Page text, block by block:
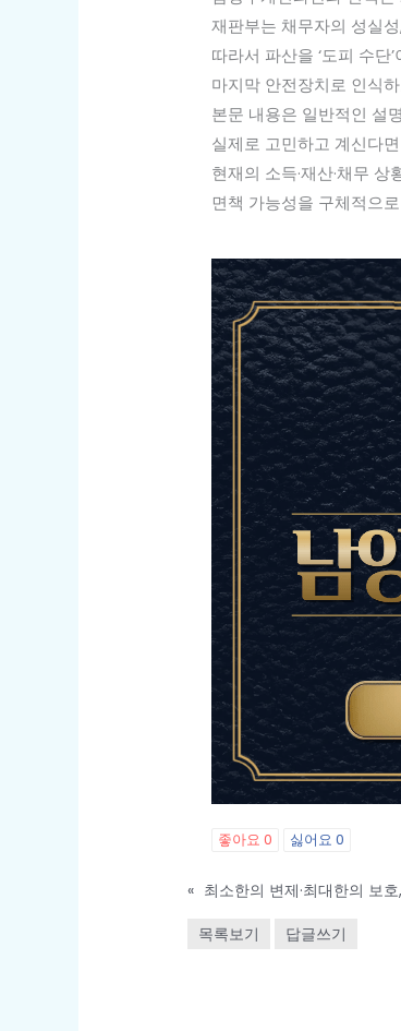
재판부는 채무자의 성실
따라서 파산을 ‘도피 수
마지막 안전장치로 인식
본문 내용은 일반적인 설
실제로 고민하고 계신다면
현재의 소득·재산·채무 상
면책 가능성을 구체적으
좋아요0 싫어요0
« 최소한의 변제·최대한의 보
목록보기
답글쓰기